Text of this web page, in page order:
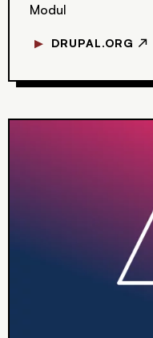
Modul
▼ DRUPAL.ORG ↗